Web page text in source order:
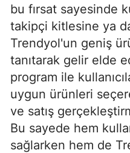
bu fırsat sayesinde
takipçi kitlesine ya
Trendyol'un geniş
tanıtarak gelir elde
program ile
uygun ürünleri
ve satış
Bu sayede hem
sağlarken hem de